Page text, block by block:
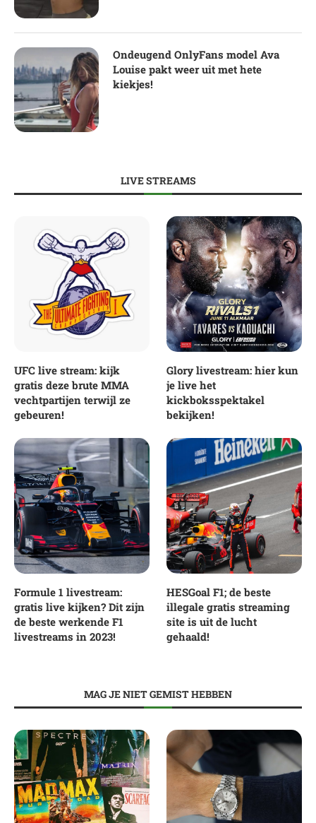
Ondeugend OnlyFans model Ava
Louise pakt weer uit met hete
kiekjes!
LIVE STREAMS
UFC live stream: kijk
gratis deze brute MMA
vechtpartijen terwijl ze
gebeuren!
Glory livestream: hier kun
je live het
kickboksspektakel
bekijken!
Formule 1 livestream:
gratis live kijken? Dit zijn
de beste werkende F1
livestreams in 2023!
HESGoal F1; de beste
illegale gratis streaming
site is uit de lucht
gehaald!
MAG JE NIET GEMIST HEBBEN